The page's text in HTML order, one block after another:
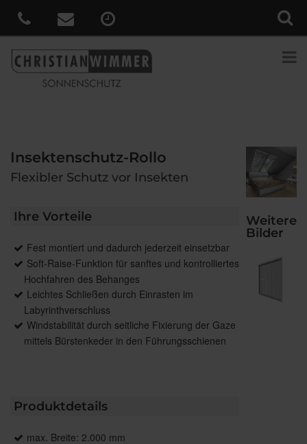
Insektenschutz-Rollo
Flexibler Schutz vor Insekten
Ihre Vorteile
Fest montiert und dadurch jederzeit einsetzbar
Soft-Raise-Funktion für sanftes und kontrolliertes
Hochfahren des Behanges
Leichtes Schließen durch Einrasten im
Labyrinthverschluss
Windstabilität durch seitliche Fixierung der Gaze
mittels Bürstenkeder in den Führungsschienen
Produktdetails
max. Breite: 2.000 mm
Weitere
Bilder